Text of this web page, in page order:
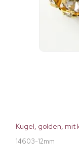
Kugel, golden, mit
14603-12mm